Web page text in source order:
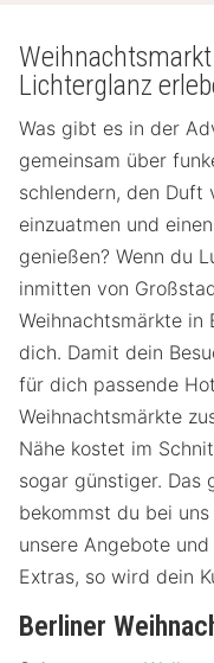
Lichterglanz
Was gibt es in der
gemeinsam über
schlendern, den Duft
einzuatmen und
genießen? Wenn du
inmitten von
Weihnachtsmärkte in
dich. Damit dein
für dich passende
Weihnachtsmärkte
Nähe kostet im
sogar günstiger. Das
bekommst du bei
unsere Angebote
Extras, so wird dein
Berliner